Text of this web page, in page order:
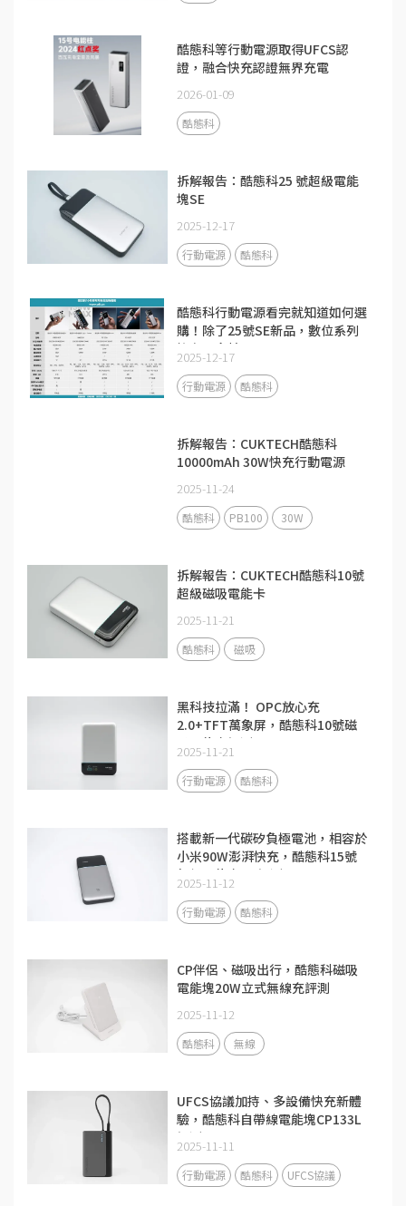
酷態科等行動電源取得UFCS認
證，融合快充認證無界充電
2026-01-09
酷態科
拆解報告：酷態科25 號超級電能
塊SE
2025-12-17
行動電源 酷態科
酷態科行動電源看完就知道如何選
購！除了25號SE新品，數位系列
擁有更多精品
2025-12-17
行動電源 酷態科
拆解報告：CUKTECH酷態科
10000mAh 30W快充行動電源
2025-11-24
酷態科 PB100 30W
拆解報告：CUKTECH酷態科10號
超級磁吸電能卡
2025-11-21
酷態科 磁吸
黑科技拉滿！ OPC放心充
2.0+TFT萬象屏，酷態科10號磁
吸電能卡評測
2025-11-21
行動電源 酷態科
搭載新一代碳矽負極電池，相容於
小米90W澎湃快充，酷態科15號
超級電能卡Air評測
2025-11-12
行動電源 酷態科
CP伴侶、磁吸出行，酷態科磁吸
電能塊20W立式無線充評測
2025-11-12
酷態科 無線
UFCS協議加持、多設備快充新體
驗，酷態科自帶線電能塊CP133L
評測
2025-11-11
行動電源 酷態科 UFCS協議